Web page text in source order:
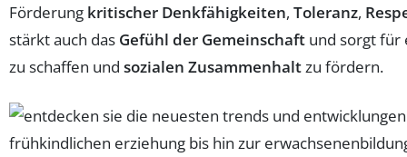
Förderung kritischer Denkfähigkeiten, Toleranz,
stärkt auch das Gefühl der Gemeinschaft und sorgt für
zu schaffen und sozialen Zusammenhaltzu fördern.